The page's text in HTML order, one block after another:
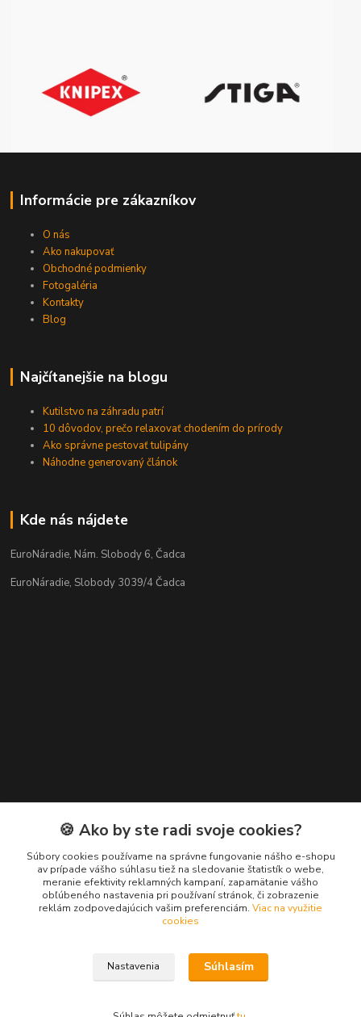
Informácie pre zákazníkov
O nás
Ako nakupovať
Obchodné podmienky
Fotogaléria
Kontakty
Blog
Najčítanejšie na blogu
Kutilstvo na záhradu patrí
10 dôvodov, prečo relaxovať chodením do prírody
Ako správne pestovať tulipány
Náhodne generovaný článok
Kde nás nájdete
EuroNáradie, Nám. Slobody 6, Čadca
EuroNáradie, Slobody 3039/4 Čadca
Kontakty
Zákaznícka podpora EuroNáradie
+421 911 629 846
(Po-Pia, 8-16 hod.)
info@euronaradie.sk
🍪 Ako by ste radi svoje cookies?
Súbory cookies používame na správne fungovanie nášho e-shopu
av prípade vášho súhlasu tiež na sledovanie štatistík o webe,
meranie efektivity reklamných kampaní, zapamätanie vášho
obľúbeného nastavenia pri používaní stránok, či zobrazenie
reklám zodpovedajúcich vašim preferenciám. Viac na využitie
cookies
Nastavenia Súhlasím